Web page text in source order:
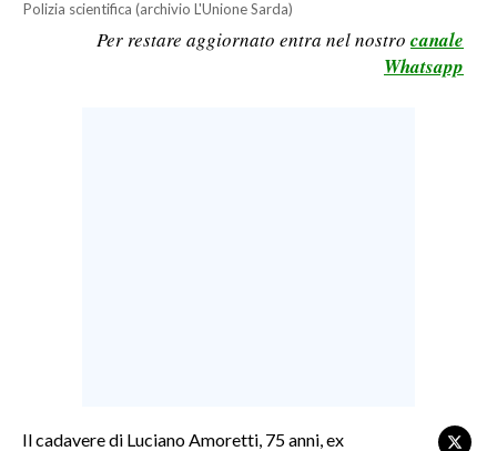
SPORT IN SARDEGNA
Polizia scientifica (archivio L'Unione Sarda)
Per restare aggiornato entra nel nostro canale
Whatsapp
Il cadavere di Luciano Amoretti, 75 anni, ex